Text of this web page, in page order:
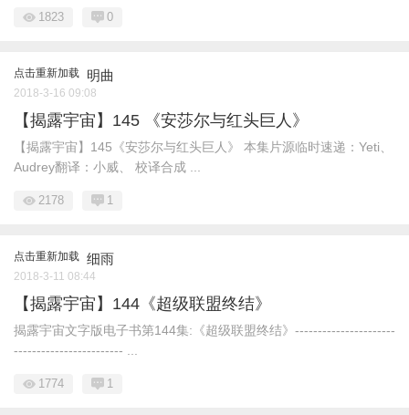
1823 0
点击重新加载 明曲
2018-3-16 09:08
【揭露宇宙】145 《安莎尔与红头巨人》
【揭露宇宙】145《安莎尔与红头巨人》 本集片源临时速递：Yeti、
Audrey翻译：小威、 校译合成 ...
2178 1
点击重新加载 细雨
2018-3-11 08:44
【揭露宇宙】144《超级联盟终结》
揭露宇宙文字版电子书第144集:《超级联盟终结》----------------------
------------------------ ...
1774 1